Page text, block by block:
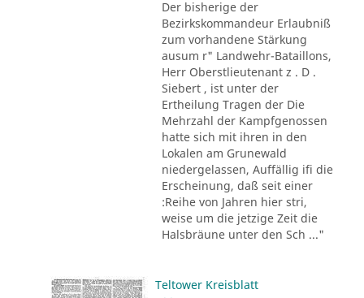
Der bisherige der
Bezirkskommandeur Erlaubniß
zum vorhandene Stärkung
ausum r" Landwehr-Bataillons,
Herr Oberstlieutenant z . D .
Siebert , ist unter der
Ertheilung Tragen der Die
Mehrzahl der Kampfgenossen
hatte sich mit ihren in den
Lokalen am Grunewald
niedergelassen, Auffällig ifi die
Erscheinung, daß seit einer
:Reihe von Jahren hier stri,
weise um die jetzige Zeit die
Halsbräune unter den Sch ..."
Teltower Kreisblatt